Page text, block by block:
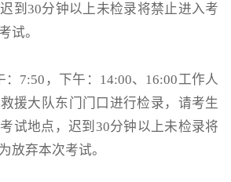
到30分钟以上未检录将禁止进入考
试。
7:50，下午：14:00、16:00工作人
援大队东门门口进行检录，请考生
试地点，迟到 30分钟以上未检录将
放弃本次考试。